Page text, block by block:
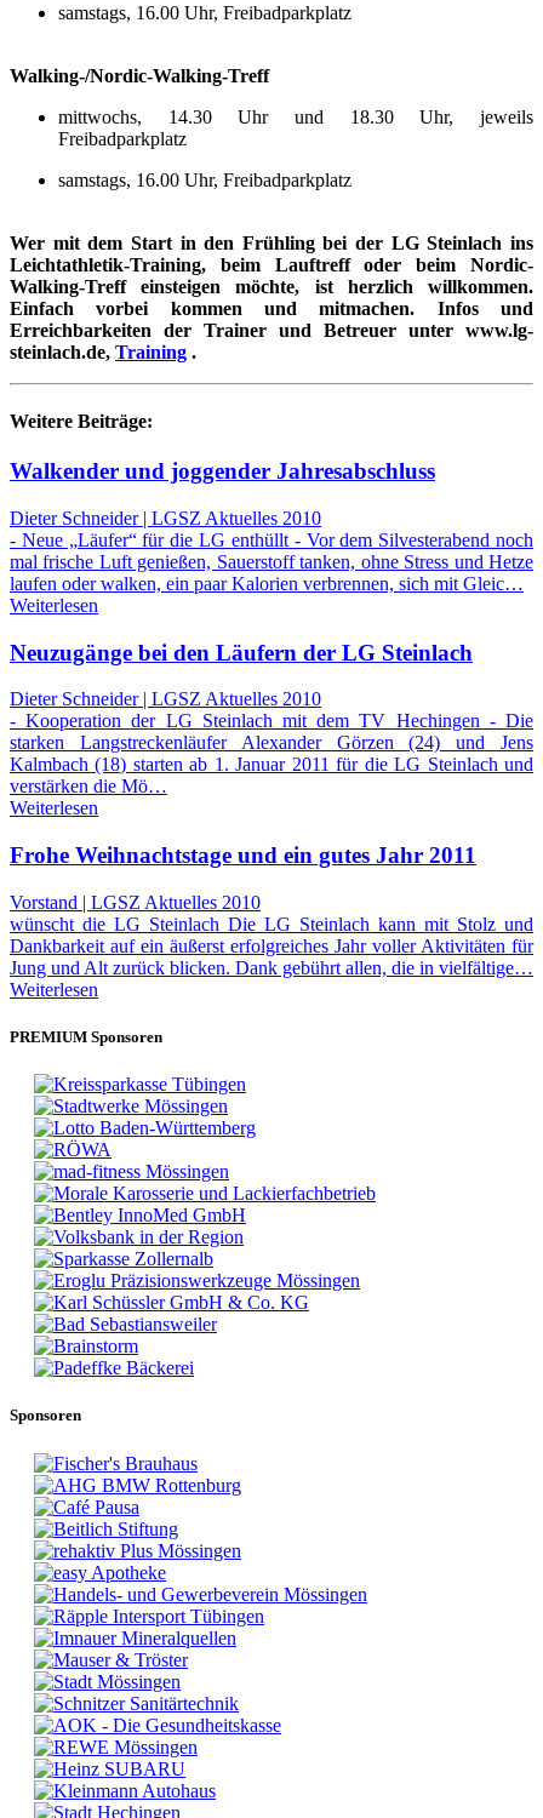
samstags, 16.00 Uhr, Freibadparkplatz
Walking-/Nordic-Walking-Treff
mittwochs, 14.30 Uhr und 18.30 Uhr, jeweils
Freibadparkplatz
samstags, 16.00 Uhr, Freibadparkplatz
Wer mit dem Start in den Frühling bei der LG Steinlach ins
Leichtathletik-Training, beim Lauftreff oder beim Nordic-
Walking-Treff einsteigen möchte, ist herzlich willkommen.
Einfach vorbei kommen und mitmachen. Infos und
Erreichbarkeiten der Trainer und Betreuer unter www.lg-
steinlach.de, Training .
Weitere Beiträge:
Walkender und joggender Jahresabschluss
Dieter Schneider | LGSZ Aktuelles 2010
- Neue „Läufer“ für die LG enthüllt - Vor dem Silvesterabend noch
mal frische Luft genießen, Sauerstoff tanken, ohne Stress und Hetze
laufen oder walken, ein paar Kalorien verbrennen, sich mit Gleic…
Weiterlesen
Neuzugänge bei den Läufern der LG Steinlach
Dieter Schneider | LGSZ Aktuelles 2010
- Kooperation der LG Steinlach mit dem TV Hechingen - Die
starken Langstreckenläufer Alexander Görzen (24) und Jens
Kalmbach (18) starten ab 1. Januar 2011 für die LG Steinlach und
verstärken die Mö…
Weiterlesen
Frohe Weihnachtstage und ein gutes Jahr 2011
Vorstand | LGSZ Aktuelles 2010
wünscht die LG Steinlach Die LG Steinlach kann mit Stolz und
Dankbarkeit auf ein äußerst erfolgreiches Jahr voller Aktivitäten für
Jung und Alt zurück blicken. Dank gebührt allen, die in vielfältige…
Weiterlesen
PREMIUM Sponsoren
Sponsoren